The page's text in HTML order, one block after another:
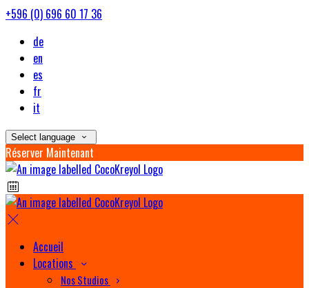
+596 (0) 696 60 17 36
de
en
es
fr
it
Select language
Réserver Maintenant
Accueil
Locations
Nos Studios